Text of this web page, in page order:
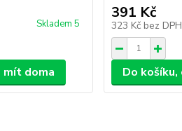
Skladem 5
mít doma
391 Kč
323 Kč bez DPH
Do